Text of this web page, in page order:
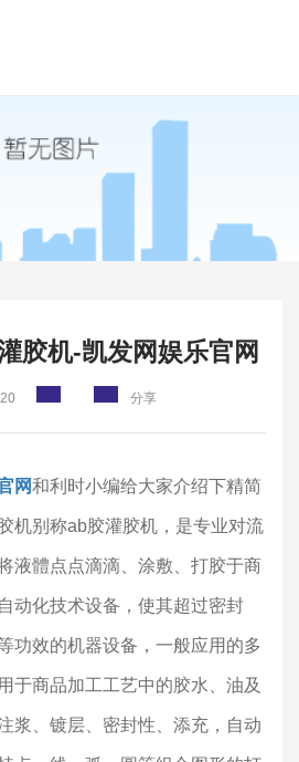
胶机-凯发网娱乐官网
分享
网和利时小编给大家介绍下精简
机别称ab胶灌胶机，是专业对流
液體点点滴滴、涂敷、打胶于商
动化技术设备，使其超过密封
功效的机器设备，一般应用的多
于商品加工工艺中的胶水、油及
浆、镀层、密封性、添充，自动